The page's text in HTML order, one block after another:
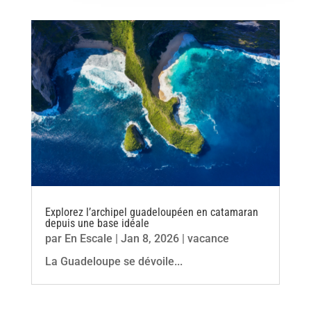
Explorez l’archipel guadeloupéen en catamaran
depuis une base idéale
par En Escale | Jan 8, 2026| vacance
La Guadeloupe se dévoile...